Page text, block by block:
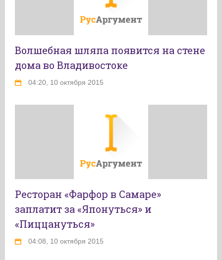
Волшебная шляпа появится на стене
дома во Владивостоке
04:20, 10 октября 2015
Ресторан «Фарфор в Самаре»
заплатит за «Японуться» и
«Пиццануться»
04:08, 10 октября 2015